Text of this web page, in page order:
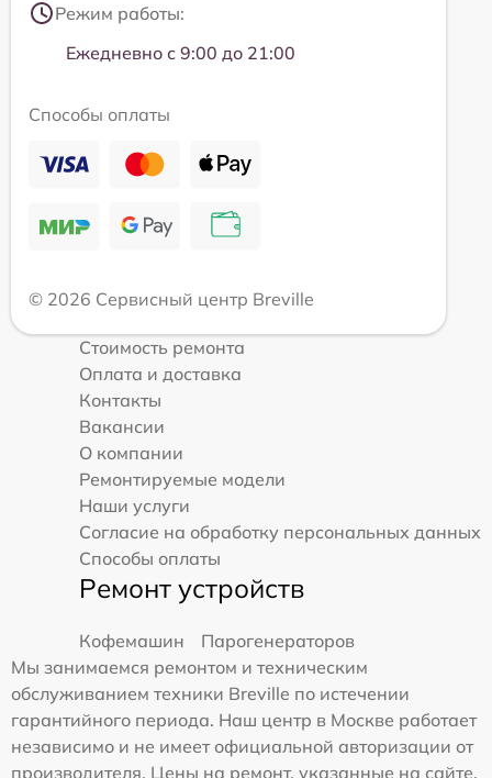
Режим работы:
Ежедневно с 9:00 до 21:00
Способы оплаты
© 2026 Сервисный центр Breville
Стоимость ремонта
Оплата и доставка
Контакты
Вакансии
О компании
Ремонтируемые модели
Наши услуги
Согласие на обработку персональных данных
Способы оплаты
Ремонт устройств
Кофемашин
Парогенераторов
Мы занимаемся ремонтом и техническим
обслуживанием техники Breville по истечении
гарантийного периода. Наш центр в Москве работает
независимо и не имеет официальной авторизации от
производителя. Цены на ремонт, указанные на сайте,